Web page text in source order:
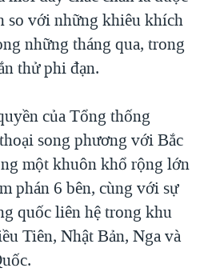
so với những khiêu khích
những tháng qua, trong
thử phi đạn.
của Tổng thống
song phương với Bắc
một khuôn khổ rộng lớn
phán 6 bên, cùng với sự
quốc liên hệ trong khu
Tiên, Nhật Bản, Nga và